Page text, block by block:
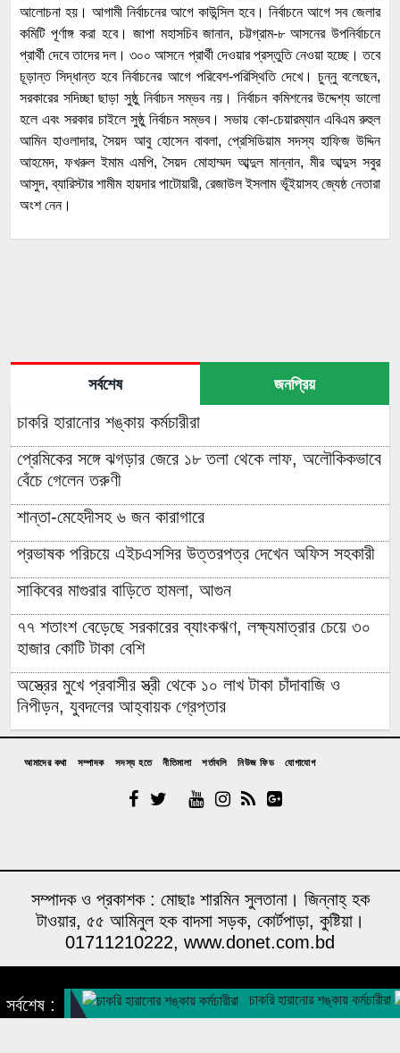
আলোচনা হয়। আগামী নির্বাচনের আগে কাউন্সিল হবে। নির্বাচনে আগে সব জেলার
কমিটি পূর্ণাঙ্গ করা হবে। জাপা মহাসচিব জানান, চট্টগ্রাম-৮ আসনের উপনির্বাচনে
প্রার্থী দেবে তাদের দল। ৩০০ আসনে প্রার্থী দেওয়ার প্রস্তুতি নেওয়া হচ্ছে। তবে
চূড়ান্ত সিদ্ধান্ত হবে নির্বাচনের আগে পরিবেশ-পরিস্থিতি দেখে। চুন্নু বলেছেন,
সরকারের সদিচ্ছা ছাড়া সুষ্ঠু নির্বাচন সম্ভব নয়। নির্বাচন কমিশনের উদ্দেশ্য ভালো
হলে এবং সরকার চাইলে সুষ্ঠু নির্বাচন সম্ভব। সভায় কো-চেয়ারম্যান এবিএম রুহুল
আমিন হাওলাদার, সৈয়দ আবু হোসেন বাবলা, প্রেসিডিয়াম সদস্য হাফিজ উদ্দিন
আহমেদ, ফখরুল ইমাম এমপি, সৈয়দ মোহাম্মদ আব্দুল মান্নান, মীর আব্দুস সবুর
আসুদ, ব্যারিস্টার শামীম হায়দার পাটোয়ারী, রেজাউল ইসলাম ভূঁইয়াসহ জ্যেষ্ঠ নেতারা
অংশ নেন।
সর্বশেষ জনপ্রিয়
চাকরি হারানোর শঙ্কায় কর্মচারীরা
প্রেমিকের সঙ্গে ঝগড়ার জেরে ১৮ তলা থেকে লাফ, অলৌকিকভাবে
বেঁচে গেলেন তরুণী
শান্তা-মেহেদীসহ ৬ জন কারাগারে
প্রভাষক পরিচয়ে এইচএসসির উত্তরপত্র দেখেন অফিস সহকারী
সাকিবের মাগুরার বাড়িতে হামলা, আগুন
৭৭ শতাংশ বেড়েছে সরকারের ব্যাংকঋণ, লক্ষ্যমাত্রার চেয়ে ৩০
হাজার কোটি টাকা বেশি
অস্ত্রের মুখে প্রবাসীর স্ত্রী থেকে ১০ লাখ টাকা চাঁদাবাজি ও
নিপীড়ন, যুবদলের আহ্বায়ক গ্রেপ্তার
চাঁদপুরের মাদকসেবী ভাতিজাকে তুলে আনতে গিয়ে চাচাকে পিটিয়ে
হত্যা”সড়ক অবরোধ
অর্থাভাবে বন্ধ চিকিৎসার পথ,দুরারোগ্য রোগে আক্রান্ত মজিবর
উপজেলা প্রশাসনে জুলাই শহিদ পরিবারের সংবর্ধনা; কবরে ফুল
দিয়ে শ্রদ্ধা বিএনপির
শান্তা ফারজানাসহ ৬ জন গ্রেপ্তার
মারা গেছেন ‘গজনি’ খ্যাত অভিনেতা প্রদীপ রাওয়াত
তালাকের কথা শুনে ক্ষিপ্ত শিপন, স্ত্রীসহ শাশুড়িকে হত্যা করে
আমাদের কথা সম্পাদক সদস্য হতে নীতিমালা শর্তাবলি নিউজ ফিড যোগাযোগ
সম্পাদক ও প্রকাশক : মোছাঃ শারমিন সুলতানা। জিন্নাহ্ হক
টাওয়ার, ৫৫ আমিনুল হক বাদসা সড়ক, কোর্টপাড়া, কুষ্টিয়া।
01711210222, www.donet.com.bd
A media concern of humanity foundation
সর্বশেষ : চাকরি হারানোর শঙ্কায় কর্মচারীরা